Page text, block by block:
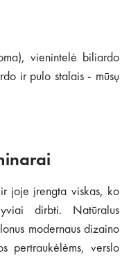
vienintelė biliardo
ir pulo stalais - mūsų
joje įrengta viskas, ko
dirbti. Natūralus
modernaus dizaino
pertraukėlėms, verslo